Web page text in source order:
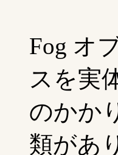
Fog オ
スを実
のかか
類があ